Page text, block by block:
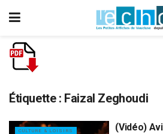
Étiquette : Faizal Zeghoudi
CULTURE & LOISIRS
(Vidéo)